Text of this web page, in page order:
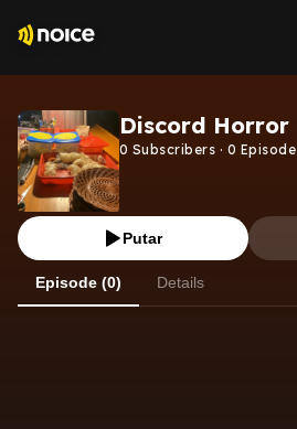
Discord Horror
0 Subscribers · 0 Episode
Putar
Episode (0) Details